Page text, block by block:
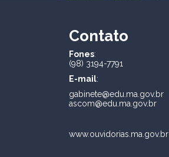
Contato
Fones:
(98) 3194-7791
E-mail:
gabinete@edu.ma.gov.br
ascom@edu.ma.gov.br
www.ouvidorias.ma.gov.br